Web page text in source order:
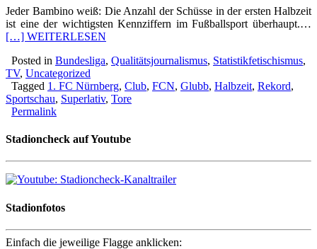
Jeder Bambino weiß: Die Anzahl der Schüsse in der ersten Halbzeit
ist eine der wichtigsten Kennziffern im Fußballsport überhaupt.…
[…] WEITERLESEN
Posted in Bundesliga, Qualitätsjournalismus, Statistikfetischismus,
TV, Uncategorized
Tagged 1. FC Nürnberg, Club, FCN, Glubb, Halbzeit, Rekord,
Sportschau, Superlativ, Tore
Permalink
Stadioncheck auf Youtube
Stadionfotos
Einfach die jeweilige Flagge anklicken: